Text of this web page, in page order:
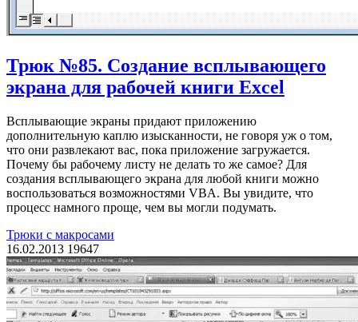
Трюк №85. Создание всплывающего
экрана для рабочей книги Excel
Всплывающие экраны придают приложению
дополнительную каплю изысканности, не говоря уж о том,
что они развлекают вас, пока приложение загружается.
Почему бы рабочему листу не делать то же самое? Для
создания всплывающего экрана для любой книги можно
воспользоваться возможностями VBA. Вы увидите, что
процесс намного проще, чем вы могли подумать.
Трюки с макросами
16.02.2013 19647